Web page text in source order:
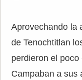
Aprovechando la
de Tenochtitlan
perdieron el
Campaban a sus